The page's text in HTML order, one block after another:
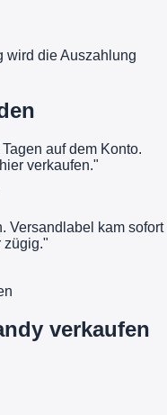
wird die Auszahlung
auf dem Konto.
verkaufen."
Versandlabel kam sofort
zügig."
verkaufen